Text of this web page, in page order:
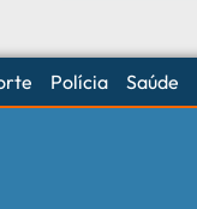
Polícia Saúde